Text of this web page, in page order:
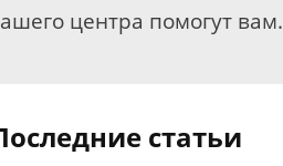
центра помогут вам.
статьи